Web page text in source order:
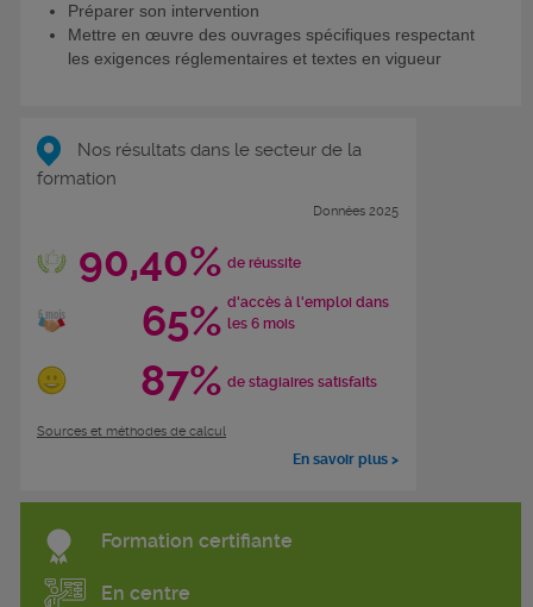
Préparer son intervention
Mettre en œuvre des ouvrages spécifiques respectant
les exigences réglementaires et textes en vigueur
Nos résultats dans le secteur de la
formation
Données 2025
90,40% de réussite
65% d'accès à l'emploi dans
les 6 mois
87% de stagiaires satisfaits
Sources et méthodes de calcul
En savoir plus >
Formation certifiante
En centre